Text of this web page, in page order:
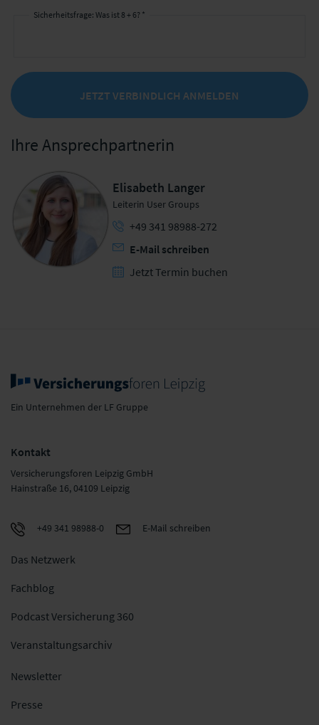
Sicherheitsfrage: Was ist 8 + 6? *
JETZT VERBINDLICH ANMELDEN
Ihre Ansprechpartnerin
Elisabeth Langer
Leiterin User Groups
+49 341 98988-272
E-Mail schreiben
Jetzt Termin buchen
Ein Unternehmen der LF Gruppe
Kontakt
Versicherungsforen Leipzig GmbH
Hainstraße 16, 04109 Leipzig
+49 341 98988-0 E-Mail schreiben
Das Netzwerk
Fachblog
Podcast Versicherung 360
Veranstaltungsarchiv
Newsletter
Presse